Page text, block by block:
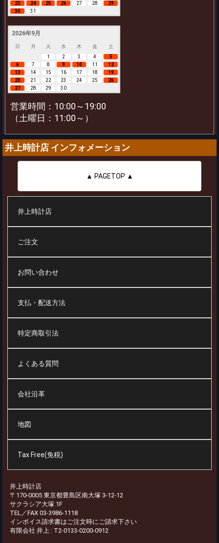
23
24 25 26 27 28
29
30
31
2026年9月
日 月 火 水 木 金
土
1
2 3 4
5
6
7 8 9 10 11
12
13
14 15 16 17 18
19
20
21 22 23 24 25
26
27
28 29 30
営業時間：10:00～19:00
（土曜日：11:00～）
井上時計店 インフォメーション
▲ PAGETOP ▲
井上時計店
ご注文
お問い合わせ
支払・配送方法
特定商取引法
よくある質問
会社沿革
地図
Tax Free(免税)
井上時計店
〒170-0005 東京都豊島区南大塚 3-12-12
サクラシア大塚 1F
TEL／FAX 03-3986-1118
インボイス請求書はご注文時にご請求下さい
有限会社 井上 : T2-0133-0200-0912